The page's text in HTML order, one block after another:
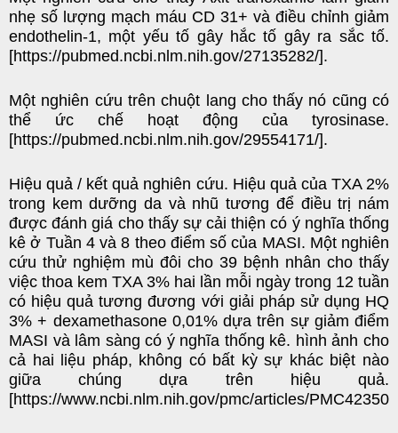
nhẹ số lượng mạch máu CD 31+ và điều chỉnh giảm
endothelin-1, một yếu tố gây hắc tố gây ra sắc tố.
[https://pubmed.ncbi.nlm.nih.gov/27135282/].
Một nghiên cứu trên chuột lang cho thấy nó cũng có
thể ức chế hoạt động của tyrosinase.
[https://pubmed.ncbi.nlm.nih.gov/29554171/].
Hiệu quả / kết quả nghiên cứu. Hiệu quả của TXA 2%
trong kem dưỡng da và nhũ tương để điều trị nám
được đánh giá cho thấy sự cải thiện có ý nghĩa thống
kê ở Tuần 4 và 8 theo điểm số của MASI. Một nghiên
cứu thử nghiệm mù đôi cho 39 bệnh nhân cho thấy
việc thoa kem TXA 3% hai lần mỗi ngày trong 12 tuần
có hiệu quả tương đương với giải pháp sử dụng HQ
3% + dexamethasone 0,01% dựa trên sự giảm điểm
MASI và lâm sàng có ý nghĩa thống kê. hình ảnh cho
cả hai liệu pháp, không có bất kỳ sự khác biệt nào
giữa chúng dựa trên hiệu quả.
[https://www.ncbi.nlm.nih.gov/pmc/articles/